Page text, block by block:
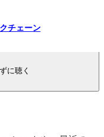
チェーン
に聴く